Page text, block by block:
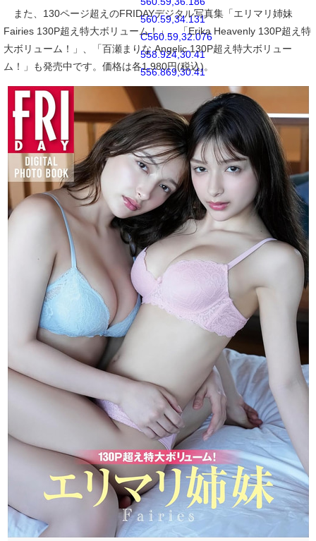
560.59,34.131
C560.59,32.076
558.924,30.41
556.869,30.41
M541,60.657
C535.114,60.657
530.342,55.887
530.342,50
C530.342,44.114
535.114,39.342
541,39.342
C546.887,39.342
551.658,44.114
551.658,50
C551.658,55.887
546.887,60.657
541,60.657
M541,33.886
C524.886,58.899
532.1,66.113
541,66.113
C549.9,66.113
557.115,58.899
557.115,50
C557.115,41.1
549.9,33.886
541,33.886
また、130ページ超えのFRIDAYデジタル写真集「エリマリ姉妹
Fairies 130P超え特大ボリューム！」、「Erika Heavenly 130P超え特
大ボリューム！」、「百瀬まりな Angelic 130P超え特大ボリュー
ム！」も発売中です。価格は各1,980円(税込)。